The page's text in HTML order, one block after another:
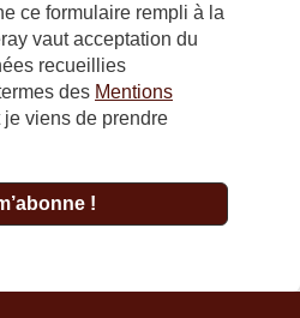
ce formulaire rempli à la
vaut acceptation du
recueillies
des Mentions
je viens de prendre